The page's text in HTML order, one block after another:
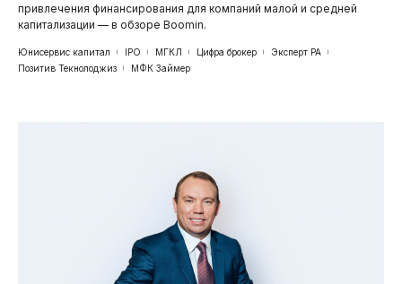
привлечения финансирования для компаний малой и средней
капитализации — в обзоре Boomin.
Юнисервис капитал IPO МГКЛ Цифра брокер
Эксперт РА
Позитив Текнолоджиз
МФК Займер